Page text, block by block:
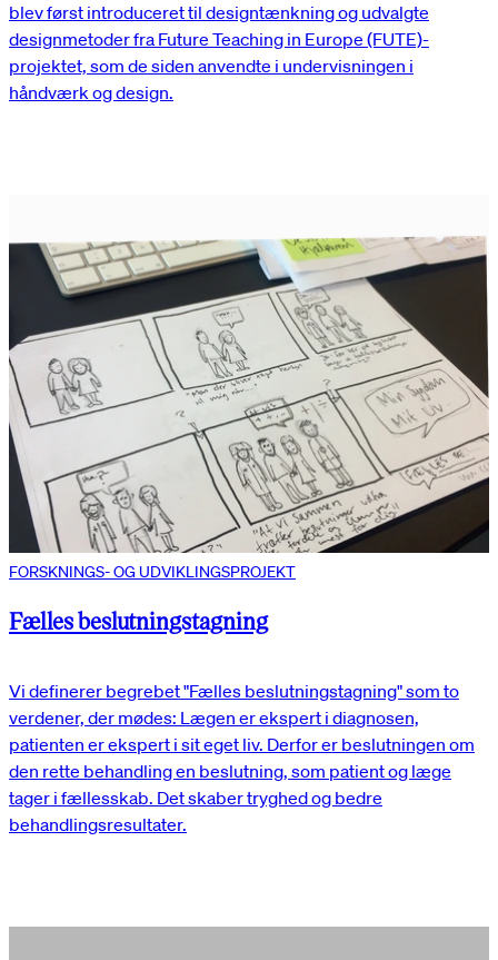
blev først introduceret til designtænkning og udvalgte
designmetoder fra Future Teaching in Europe (FUTE)-
projektet, som de siden anvendte i undervisningen i
håndværk og design.
FORSKNINGS- OG UDVIKLINGSPROJEKT
Fælles beslutningstagning
Vi definerer begrebet "Fælles beslutningstagning" som to
verdener, der mødes: Lægen er ekspert i diagnosen,
patienten er ekspert i sit eget liv. Derfor er beslutningen om
den rette behandling en beslutning, som patient og læge
tager i fællesskab. Det skaber tryghed og bedre
behandlingsresultater.